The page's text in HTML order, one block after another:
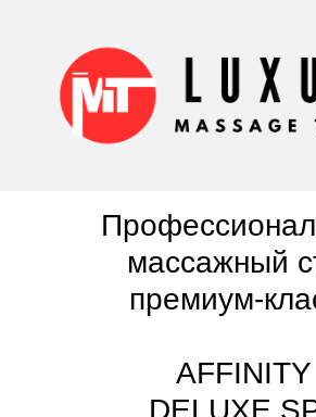
массажный
премиум-
AFFINITY
DELUXE